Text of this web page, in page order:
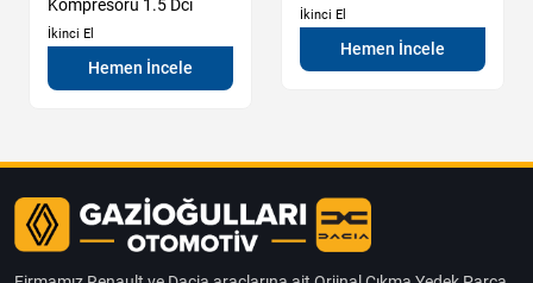
Kompresörü 1.5 Dci
İkinci El
Hemen İncele
İkinci El
Hemen İncele